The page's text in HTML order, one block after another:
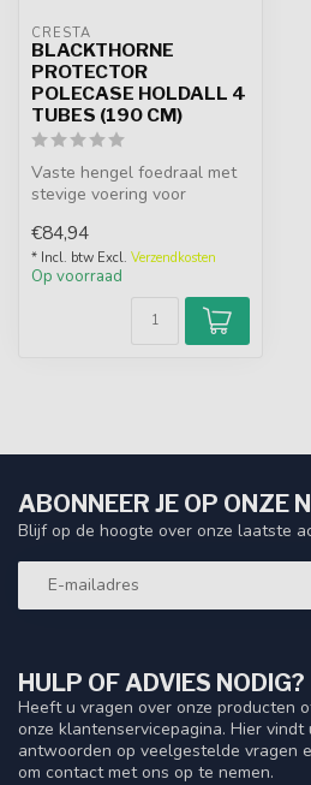
CRESTA
BLACKTHORNE
PROTECTOR
POLECASE HOLDALL 4
TUBES (190 CM)
Vaste hengel foedraal met
stevige voering voor
hengels ...
€84,94
* Incl. btw Excl. Verzendkosten
Op voorraad
HULP OF ADVIES NODIG?
Heeft u vragen over onze producten
onze klantenservicepagina. Hier vindt
antwoorden op veelgestelde vragen
om contact met ons op te nemen.
ABONNEER JE OP ONZE
Blijf op de hoogte over onze laatste